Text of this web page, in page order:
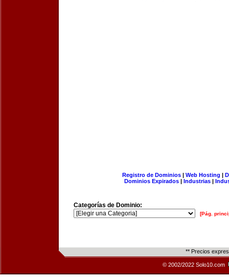
Registro de Dominios| Web Hosting |
Dominios Expirados | Industrias |
Categorías de Dominio:
[Pág.
** Precios
© 2002/2022 Solo10.com